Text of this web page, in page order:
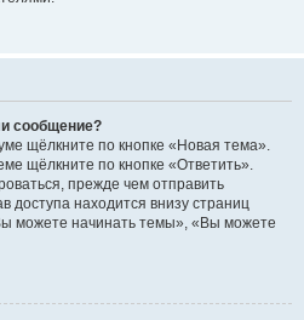
сообщение?
щёлкните по кнопке «Новая тема».
щёлкните по кнопке «Ответить».
прежде чем отправить
находится внизу страниц
можете начинать темы», «Вы можете